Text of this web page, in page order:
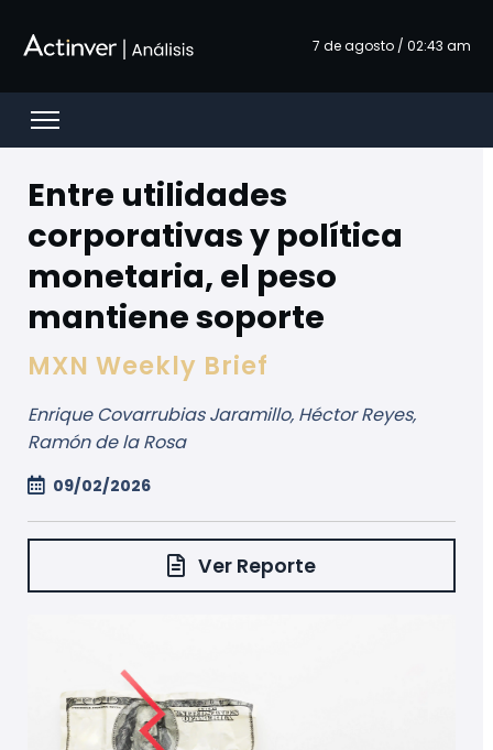
7 de agosto / 02:43 am
Open menu
Entre utilidades
corporativas y política
monetaria, el peso
mantiene soporte
MXN Weekly Brief
Enrique Covarrubias Jaramillo, Héctor Reyes,
Ramón de la Rosa
09/02/2026
Ver Reporte